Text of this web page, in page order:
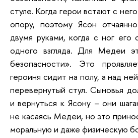
стуле. Когда герои встают с
опору, поэтому Ясон
двумя руками, когда с ног его
одного взгляда. Для Медеи
безопасности». Это
героиня сидит на полу, а над
перевернутый стул. Сыновья
и вернуться к Ясону – они
не касаясь Медеи, но это
моральную и даже физическую